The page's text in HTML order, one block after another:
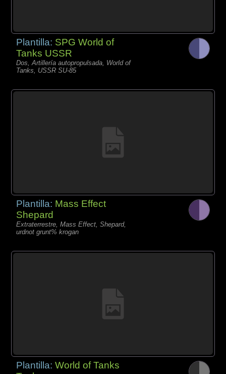
Plantilla: SPG World of
Tanks USSR
Dos, Artillería autopropulsada, World of
Tanks, USSR SU-85
Plantilla: Mass Effect
Shepard
Extraterrestre, Mass Effect, Shepard,
urdnot grunt% krogan
Plantilla:World of Tanks